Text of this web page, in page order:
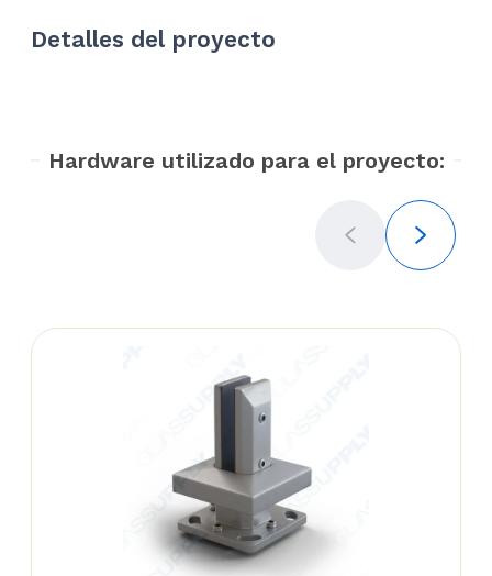
Detalles del proyecto
Hardware utilizado para el proyecto: